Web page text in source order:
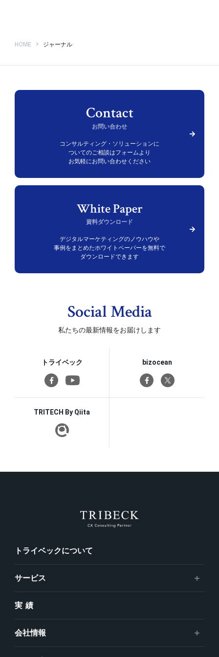
HOME ジャーナル
お問い合わせ
コンサルティング・ソリューションに
ついてのご相談はフォームより
お気軽にお問い合わせください
資料ダウンロード
デジタルマーケティングのノウハウや
事例をまとめたホワイトペーパーを無料で
ダウンロードできます
Social Media
私たちの最新情報をお届けします
トライベック bizocean
TRITECH By Qiita
トライベックについて
サービス
実績
会社情報